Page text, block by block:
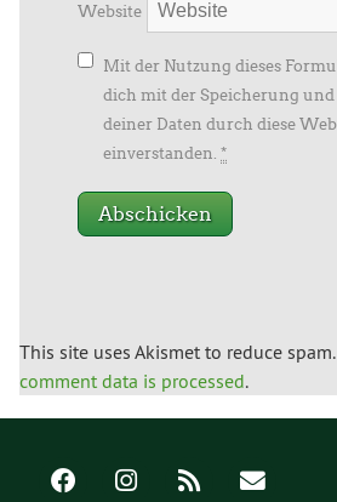
Website
Mit der Nutzung dieses
dich mit der Speicherung
deiner Daten durch diese
einverstanden. *
This site uses Akismet to reduce spam.
comment data is processed.